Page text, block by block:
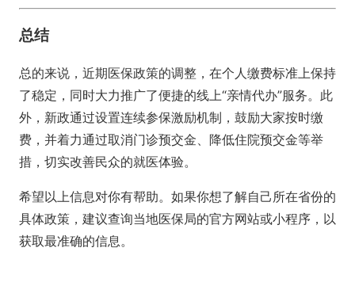
总结
总的来说，近期医保政策的调整，在个人缴费标准上保持
了稳定，同时大力推广了便捷的线上“亲情代办”服务。此
外，新政通过设置连续参保激励机制，鼓励大家按时缴
费，并着力通过取消门诊预交金、降低住院预交金等举
措，切实改善民众的就医体验。
希望以上信息对你有帮助。如果你想了解自己所在省份的
具体政策，建议查询当地医保局的官方网站或小程序，以
获取最准确的信息。